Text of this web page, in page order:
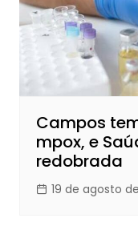
Campos
mpox, e
redobrada
19 de agosto